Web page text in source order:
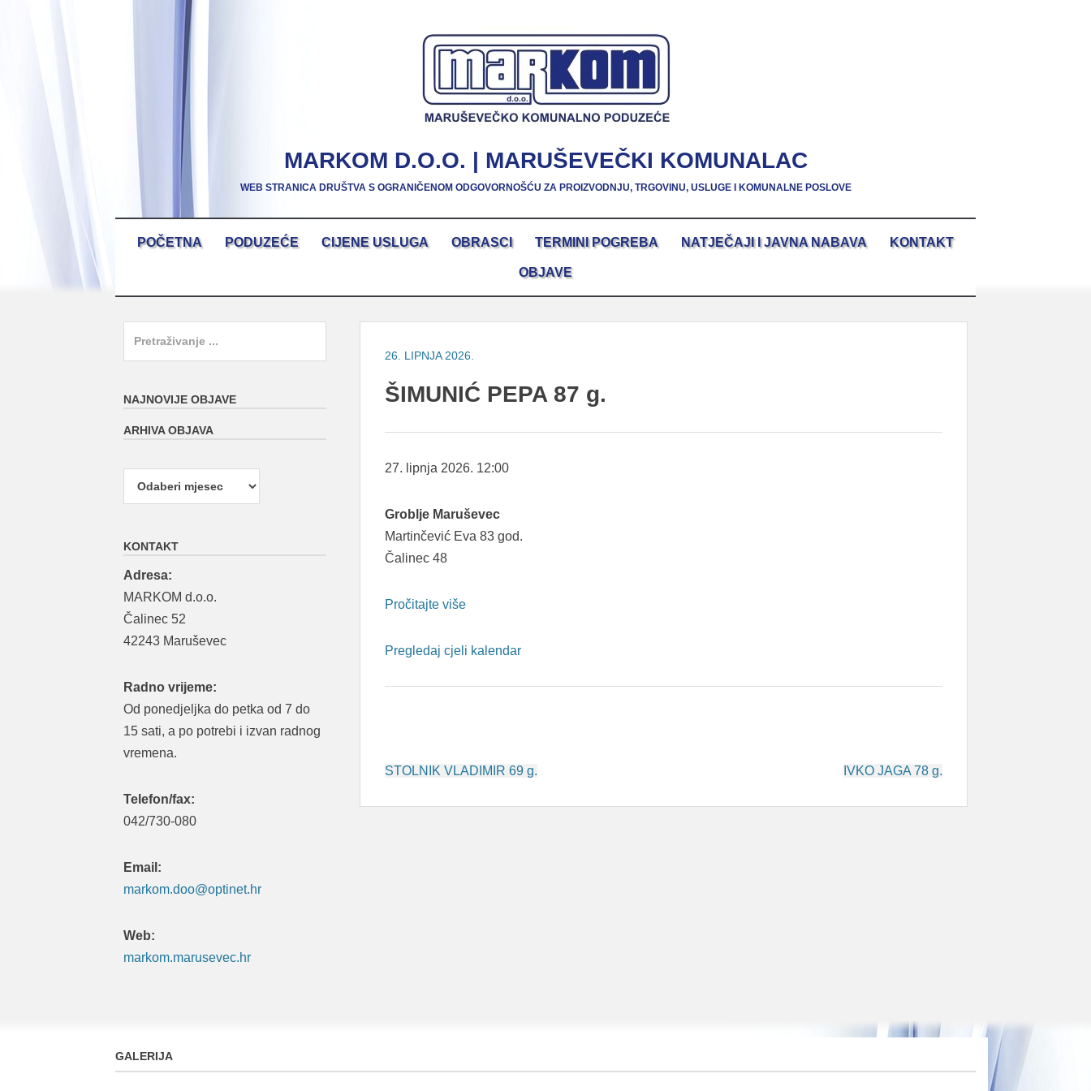
MARKOM D.O.O. | MARUŠEVEČKI KOMUNALAC
WEB STRANICA DRUŠTVA S OGRANIČENOM ODGOVORNOŠĆU ZA PROIZVODNJU, TRGOVINU, USLUGE I KOMUNALNE POSLOVE
POČETNA PODUZEĆE CIJENE USLUGA OBRASCI TERMINI POGREBA NATJEČAJI I JAVNA NABAVA KONTAKT
OBJAVE
26. LIPNJA 2026.
ŠIMUNIĆ PEPA 87 g.
MARTINČEVIĆ
83
g.
27. lipnja 2026. 12:00
Groblje Maruševec
Martinčević Eva 83 god.
Čalinec 48
Pročitajte više
Pregledaj cjeli kalendar
Post
STOLNIK VLADIMIR 69 g. IVKO JAGA 78 g.
NAJNOVIJE OBJAVE
ARHIVA OBJAVA
objava
KONTAKT
Adresa:
MARKOM d.o.o.
Čalinec 52
42243 Maruševec
Radno vrijeme:
Od ponedjeljka do petka od 7 do
15 sati, a po potrebi i izvan radnog
vremena.
Telefon/fax:
042/730-080
Email:
markom.doo@optinet.hr
Web:
markom.marusevec.hr
GALERIJA